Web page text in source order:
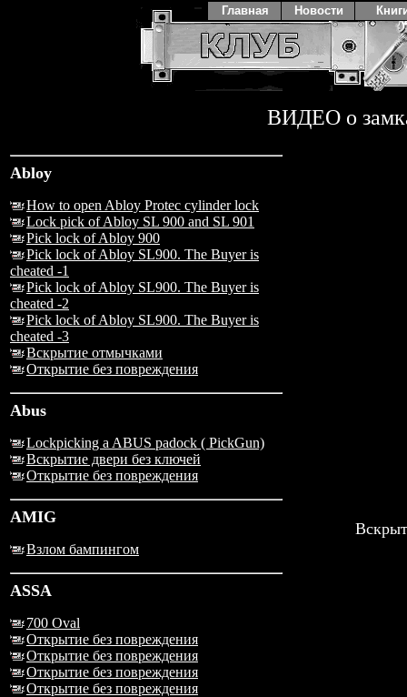
ВИДЕО о
Abloy
How to open Abloy Protec cylinder lock
Lock pick of Abloy SL 900 and SL 901
Pick lock of Abloy 900
Pick lock of Abloy SL900. The Buyer is
cheated -1
Pick lock of Abloy SL900. The Buyer is
cheated -2
Pick lock of Abloy SL900. The Buyer is
cheated -3
Вскрытие отмычками
Открытие без повреждения
Abus
Lockpicking a ABUS padock ( PickGun)
Вскрытие двери без ключей
Открытие без повреждения
AMIG
Взлом бампингом
ASSA
700 Oval
Открытие без повреждения
Открытие без повреждения
Открытие без повреждения
Открытие без повреждения
Главная Новости